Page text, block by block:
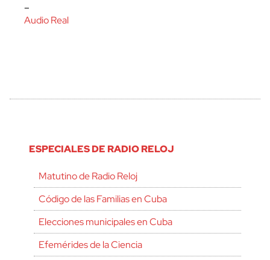
–
Audio Real
ESPECIALES DE RADIO RELOJ
Matutino de Radio Reloj
Código de las Familias en Cuba
Elecciones municipales en Cuba
Efemérides de la Ciencia